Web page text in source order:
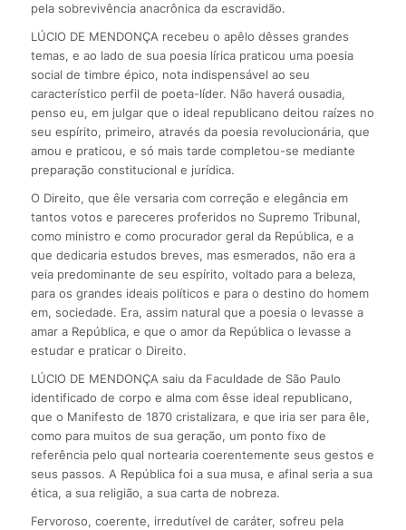
pela sobrevivência anacrônica da escravidão.
LÚCIO DE MENDONÇA recebeu o apêlo dêsses grandes
temas, e ao lado de sua poesia lírica praticou uma poesia
social de timbre épico, nota indispensável ao seu
característico perfil de poeta-líder. Não haverá ousadia,
penso eu, em julgar que o ideal republicano deitou raízes no
seu espírito, primeiro, através da poesia revolucionária, que
amou e praticou, e só mais tarde completou-se mediante
preparação constitucional e jurídica.
O Direito, que êle versaria com correção e elegância em
tantos votos e pareceres proferidos no Supremo Tribunal,
como ministro e como procurador geral da República, e a
que dedicaria estudos breves, mas esmerados, não era a
veia predominante de seu espírito, voltado para a beleza,
para os grandes ideais políticos e para o destino do homem
em, sociedade. Era, assim natural que a poesia o levasse a
amar a República, e que o amor da República o levasse a
estudar e praticar o Direito.
LÚCIO DE MENDONÇA saiu da Faculdade de São Paulo
identificado de corpo e alma com êsse ideal republicano,
que o Manifesto de 1870 cristalizara, e que iria ser para êle,
como para muitos de sua geração, um ponto fixo de
referência pelo qual nortearia coerentemente seus gestos e
seus passos. A República foi a sua musa, e afinal seria a sua
ética, a sua religião, a sua carta de nobreza.
Fervoroso, coerente, irredutível de caráter, sofreu pela